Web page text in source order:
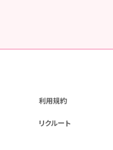
利用規約
リクルート